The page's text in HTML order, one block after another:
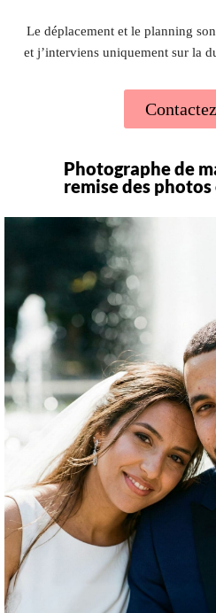
Le déplacement et le planning
et j’interviens uniquement sur la
Photographe de
remise des